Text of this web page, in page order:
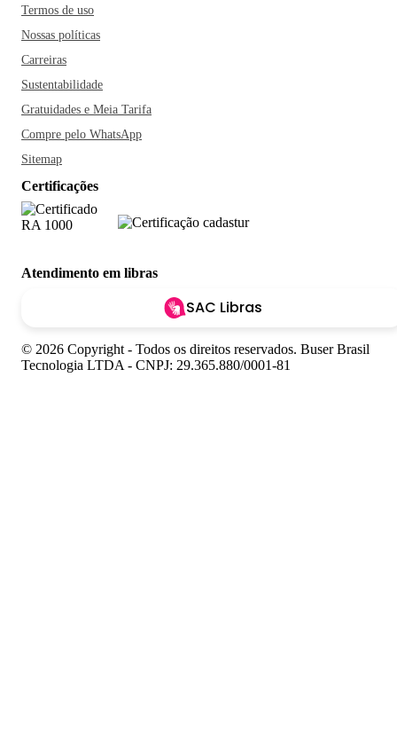
Termos de uso
Nossas políticas
Carreiras
Sustentabilidade
Gratuidades e Meia Tarifa
Compre pelo WhatsApp
Sitemap
Certificações
Atendimento em libras
SAC Libras
© 2026 Copyright - Todos os direitos reservados. Buser Brasil
Tecnologia LTDA - CNPJ: 29.365.880/0001-81